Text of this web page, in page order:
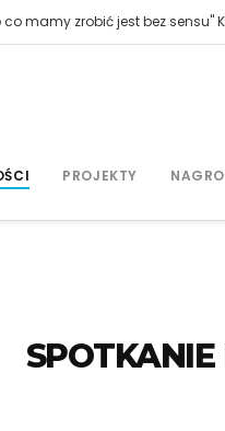
co mamy zrobić jest bez sensu"
PROJEKTY